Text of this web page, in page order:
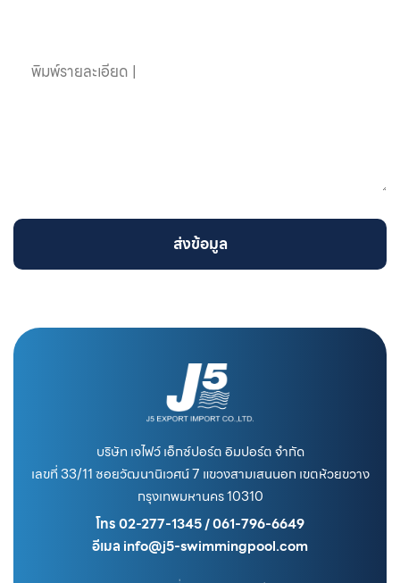
ส่งข้อมูล
บริษัท เจไฟว์ เอ็กซ์ปอร์ต อิมปอร์ต จำกัด
เลขที่ 33/11 ซอยวัฒนานิเวศน์ 7 แขวงสามเสนนอก เขตห้วยขวาง
กรุงเทพมหานคร 10310
โทร 02-277-1345 / 061-796-6649
อีเมล info@j5-swimmingpool.com